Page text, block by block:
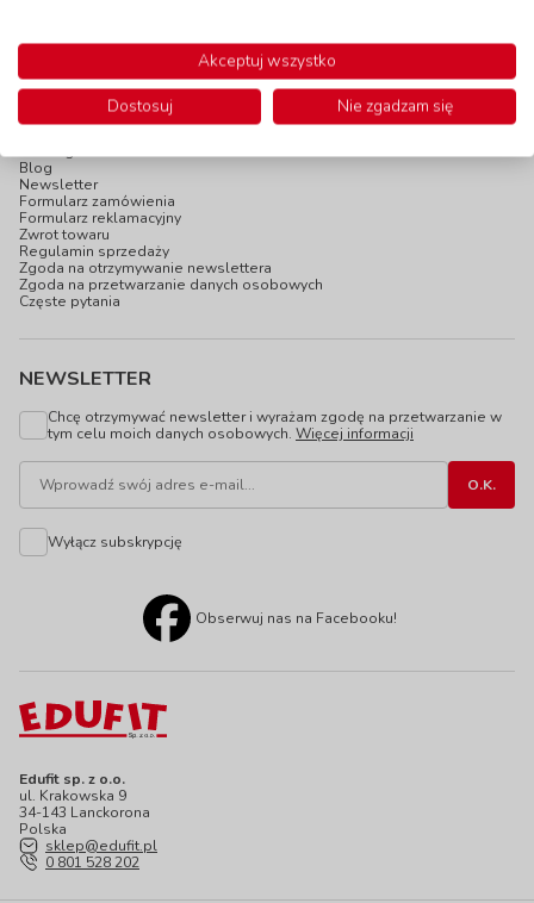
Edufit sp. z o.o.
ul. Krakowska 9
34-143 Lanckorona
Polska
sklep@edufit.pl
0 801 528 202
INFOPANEL
Blog
Newsletter
Formularz zamówienia
Formularz reklamacyjny
Zwrot towaru
Regulamin sprzedaży
Zgoda na otrzymywanie newslettera
Zgoda na przetwarzanie danych osobowych
Częste pytania
NEWSLETTER
Chcę otrzymywać newsletter i wyrażam zgodę na przetwarzanie w
tym celu moich danych osobowych. Więcej informacji
Wyłącz subskrypcję
Obserwuj nas na Facebooku!
Akceptuj wszystko
Dostosuj
Nie zgadzam się